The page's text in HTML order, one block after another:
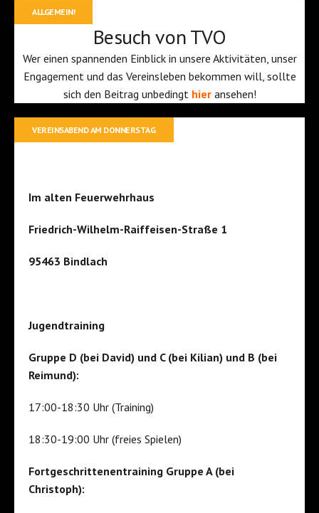
ALLGEMEIN!
Besuch von TVO
Wer einen spannenden Einblick in unsere Aktivitäten, unser
Engagement und das Vereinsleben bekommen will, sollte
sich den Beitrag unbedingt hieransehen!
VEREINSABEND AM DONNERSTAG
Im alten Feuerwehrhaus
Friedrich-Wilhelm-Raiffeisen-Straße 1
95463 Bindlach
Jugendtraining
Gruppe D (bei David) und C (bei Kilian) und B (bei
Reimund):
17:00-18:30 Uhr (Training)
18:30-19:00 Uhr (freies Spielen)
Fortgeschrittenentraining Gruppe A (bei
Christoph):